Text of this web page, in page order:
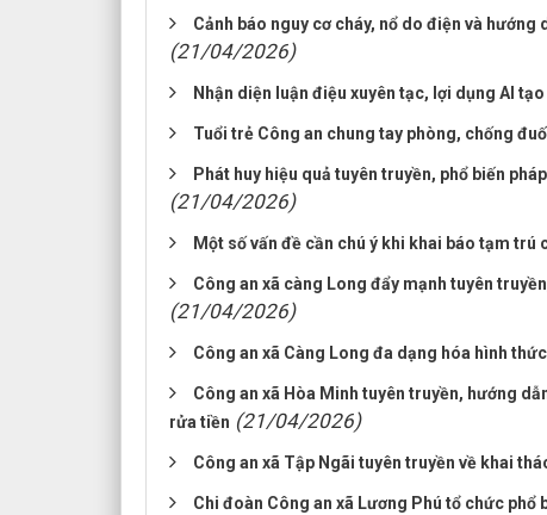
Cảnh báo nguy cơ cháy, nổ do điện và
(21/04/2026)
Nhận diện luận điệu xuyên tạc, lợi dụng AI
Tuổi trẻ Công an chung tay phòng, chống
Phát huy hiệu quả tuyên truyền, phổ biến
(21/04/2026)
Một số vấn đề cần chú ý khi khai báo tạm trú
Công an xã càng Long đẩy mạnh tuyên
(21/04/2026)
Công an xã Càng Long đa dạng hóa hình
Công an xã Hòa Minh tuyên truyền, hướng
rửa tiền (21/04/2026)
Công an xã Tập Ngãi tuyên truyền về khai
Chi đoàn Công an xã Lương Phú tổ chức phổ